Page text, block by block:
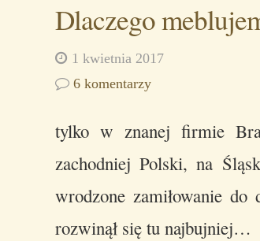
Dlaczego
1 kwietnia 2017
6 komentarzy
tylko w znanej firmie
zachodniej Polski, na
wrodzone zamiłowanie do
rozwinął się tu najbujniej…